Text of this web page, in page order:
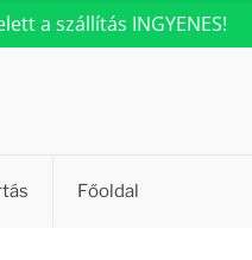
a szállítás INGYENES!
Főoldal